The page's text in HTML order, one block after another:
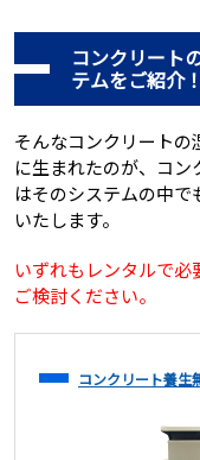
コンクリート
テムをご紹介！
そんなコンクリート
に生まれたのが、コ
はそのシステムの中
いたします。
いずれもレンタルで
ご検討ください。
コンクリート養生